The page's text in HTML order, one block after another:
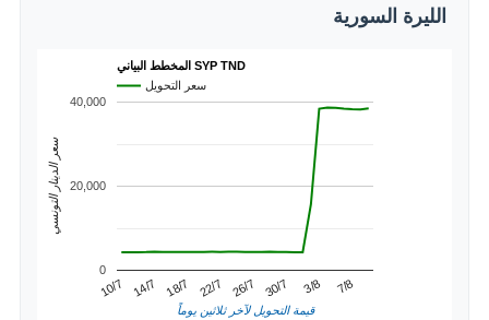
الليرة السورية
المخطط البياني SYP TND
سعر التحويل
10/7 14/7 18/7 22/7 26/7 30/7 3/8 7/8
0
20,000
40,000
قيمة التحويل لآخر ثلاثين يوماً
سعر الدينار التونسي